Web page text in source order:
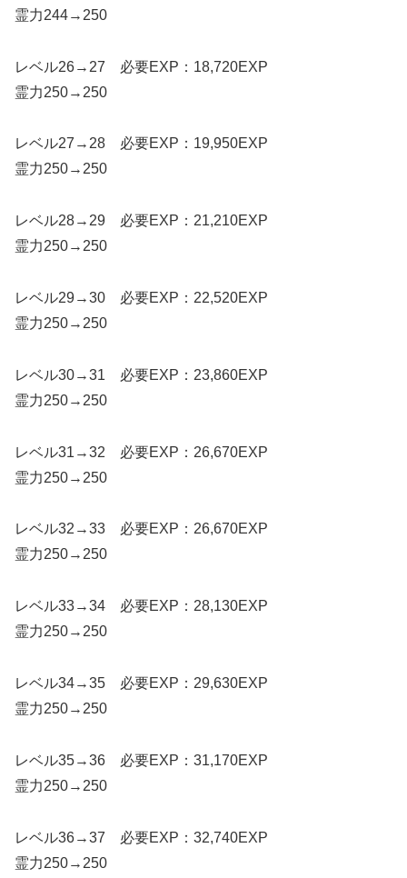
霊力244→250
レベル26→27 必要EXP：18,720EXP
霊力250→250
レベル27→28 必要EXP：19,950EXP
霊力250→250
レベル28→29 必要EXP：21,210EXP
霊力250→250
レベル29→30 必要EXP：22,520EXP
霊力250→250
レベル30→31 必要EXP：23,860EXP
霊力250→250
レベル31→32 必要EXP：26,670EXP
霊力250→250
レベル32→33 必要EXP：26,670EXP
霊力250→250
レベル33→34 必要EXP：28,130EXP
霊力250→250
レベル34→35 必要EXP：29,630EXP
霊力250→250
レベル35→36 必要EXP：31,170EXP
霊力250→250
レベル36→37 必要EXP：32,740EXP
霊力250→250